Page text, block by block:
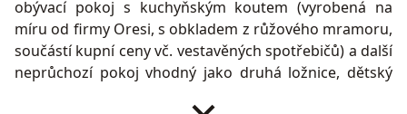
obývací pokoj s kuchyňským koutem (vyrobená na
míru od firmy Oresi, s obkladem z růžového mramoru,
součástí kupní ceny vč. vestavěných spotřebičů) a další
neprůchozí pokoj vhodný jako druhá ložnice, dětský